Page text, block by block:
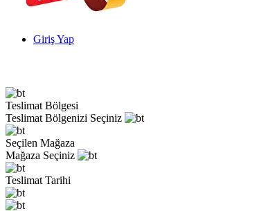
Giriş Yap
Teslimat Bölgesi
Teslimat Bölgenizi Seçiniz
Seçilen Mağaza
Mağaza Seçiniz
Teslimat Tarihi